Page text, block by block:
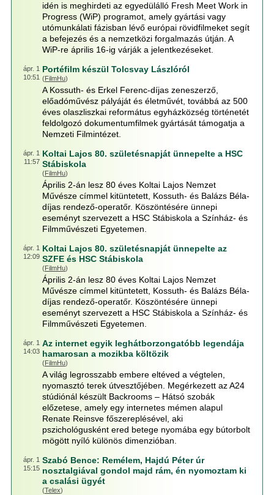
idén is meghirdeti az egyedülálló Fresh Meet Work in
Progress (WiP) programot, amely gyártási vagy
utómunkálati fázisban lévő európai rövidfilmeket segít
a befejezés és a nemzetközi forgalmazás útján. A
WiP-re április 16-ig várják a jelentkezéseket.
ápr. 1
10:51
Portéfilm készül Tolcsvay Lászlóról
(FilmHu)
A Kossuth- és Erkel Ferenc-díjas zeneszerző,
előadóművész pályáját és életművét, továbbá az 500
éves olaszliszkai református egyházközség történetét
feldolgozó dokumentumfilmek gyártását támogatja a
Nemzeti Filmintézet.
ápr. 1
11:57
Koltai Lajos 80. születésnapját ünnepelte a HSC
Stábiskola
(FilmHu)
Április 2-án lesz 80 éves Koltai Lajos Nemzet
Művésze címmel kitüntetett, Kossuth- és Balázs Béla-
díjas rendező-operatőr. Köszöntésére ünnepi
eseményt szervezett a HSC Stábiskola a Színház- és
Filmművészeti Egyetemen.
ápr. 1
12:09
Koltai Lajos 80. születésnapját ünnepelte az
SZFE és HSC Stábiskola
(FilmHu)
Április 2-án lesz 80 éves Koltai Lajos Nemzet
Művésze címmel kitüntetett, Kossuth- és Balázs Béla-
díjas rendező-operatőr. Köszöntésére ünnepi
eseményt szervezett a HSC Stábiskola a Színház- és
Filmművészeti Egyetemen.
ápr. 1
14:03
Az internet egyik leghátborzongatóbb legendája
hamarosan a mozikba költözik
(FilmHu)
A világ legrosszabb embere eltéved a végtelen,
nyomasztó terek útvesztőjében. Megérkezett az A24
stúdiónál készült Backrooms – Hátsó szobák
előzetese, amely egy internetes mémen alapul
Renate Reinsve főszereplésével, aki
pszichológusként ered betege nyomába egy bútorbolt
mögött nyíló különös dimenzióban.
ápr. 1
15:15
Szabó Bence: Remélem, Hajdú Péter úr
nosztalgiával gondol majd rám, én nyomoztam ki
a csalási ügyét
(Telex)